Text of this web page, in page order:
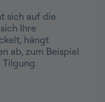
sich auf die
Ihre
hängt
ab, zum Beispiel